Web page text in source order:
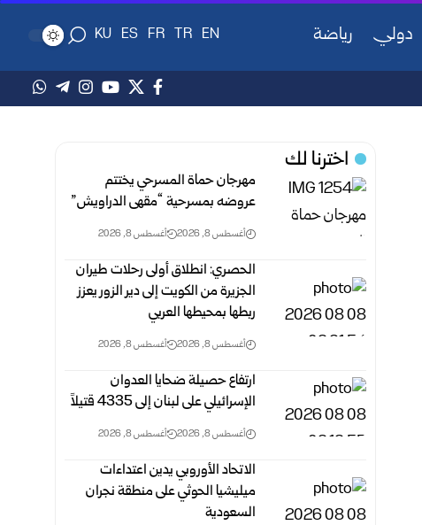
دولي رياضة EN
TR
FR
ES
KU
اخترنا لك
مهرجان حماة المسرحي يختتم
عروضه بمسرحية “مقهى الدراويش”
أغسطس 8, 2026 أغسطس 8, 2026
الحصري: انطلاق أولى رحلات طيران
الجزيرة من الكويت إلى دير الزور يعزز
ربطها بمحيطها العربي
أغسطس 8, 2026 أغسطس 8, 2026
ارتفاع حصيلة ضحايا العدوان
الإسرائيلي على لبنان إلى 4335 قتيلاً
أغسطس 8, 2026 أغسطس 8, 2026
الاتحاد الأوروبي يدين اعتداءات
ميليشيا الحوثي على منطقة نجران
السعودية